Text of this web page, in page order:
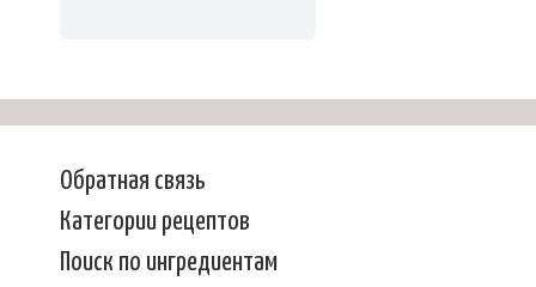
Обратная связь
Категории рецептов
Поиск по ингредиентам